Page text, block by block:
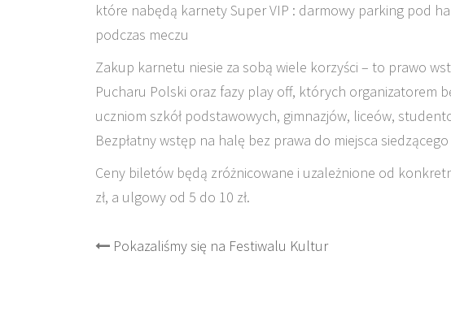
które nabędą karnety Super VIP : darmowy parking pod
podczas meczu
Zakup karnetu niesie za sobą wiele korzyści – to prawo
Pucharu Polski oraz fazy play off, których organizatorem
uczniom szkół podstawowych, gimnazjów, liceów,
Bezpłatny wstęp na halę bez prawa do miejsca
Ceny biletów będą zróżnicowane i uzależnione od
zł, a ulgowy od 5 do 10 zł.
Post
Pokazaliśmy się na Festiwalu Kultur